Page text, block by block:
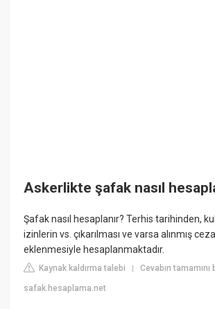
Askerlikte şafak nasıl
Şafak nasıl hesaplanır? Terhis tarihinden,
izinlerin vs. çıkarılması ve varsa alınmış
eklenmesiyle hesaplanmaktadır.
Kaynak kaldırma talebi |Cevabın
safak.hesaplama.net